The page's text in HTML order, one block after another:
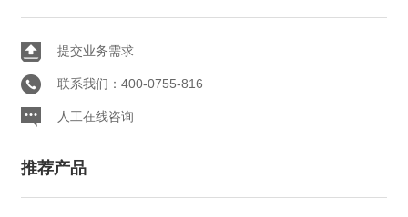
提交业务需求
联系我们：400-0755-816
人工在线咨询
推荐产品